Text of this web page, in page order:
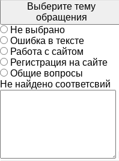
Выберите тему
обращения
Не выбрано
Ошибка в тексте
Работа с сайтом
Регистрация на сайте
Общие вопросы
Не найдено соответсвий